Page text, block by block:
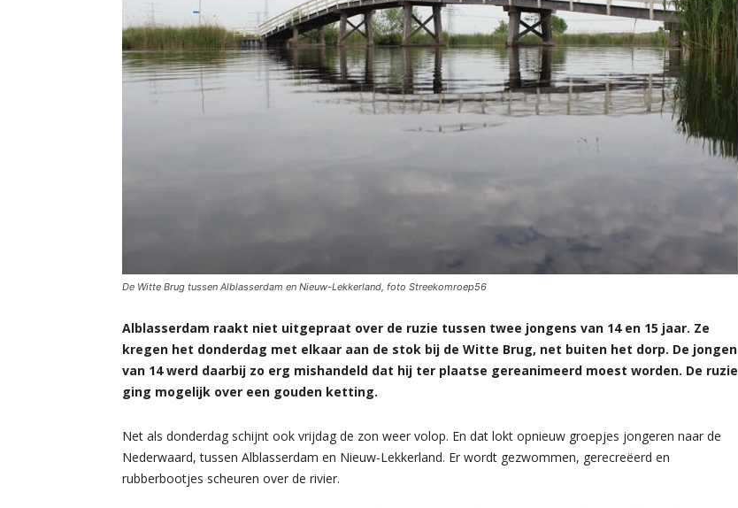
De Witte Brug tussen Alblasserdam en Nieuw-Lekkerland, foto Streekomroep56
Alblasserdam raakt niet uitgepraat over de ruzie tussen twee jongens van 14 en 15 jaar. Ze
kregen het donderdag met elkaar aan de stok bij de Witte Brug, net buiten het dorp. De jongen
van 14 werd daarbij zo erg mishandeld dat hij ter plaatse gereanimeerd moest worden. De ruzie
ging mogelijk over een gouden ketting.
Net als donderdag schijnt ook vrijdag de zon weer volop. En dat lokt opnieuw groepjes jongeren naar de
Nederwaard, tussen Alblasserdam en Nieuw-Lekkerland. Er wordt gezwommen, gerecreëerd en
rubberbootjes scheuren over de rivier.